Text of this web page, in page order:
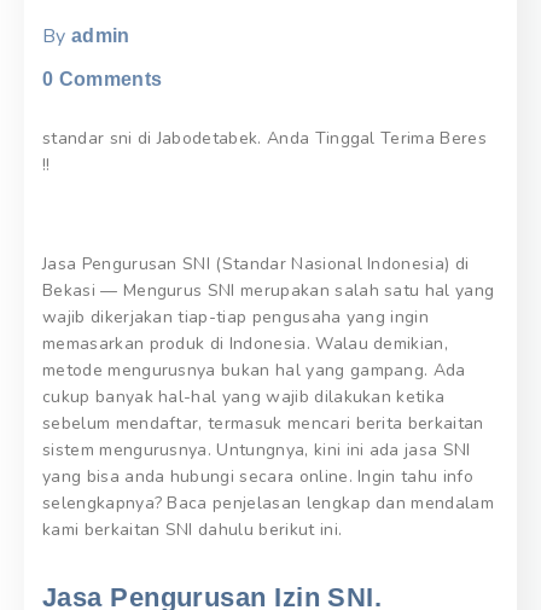
By admin
0 Comments
standar sni di Jabodetabek. Anda Tinggal Terima Beres
!!
Jasa Pengurusan SNI (Standar Nasional Indonesia) di
Bekasi — Mengurus SNI merupakan salah satu hal yang
wajib dikerjakan tiap-tiap pengusaha yang ingin
memasarkan produk di Indonesia. Walau demikian,
metode mengurusnya bukan hal yang gampang. Ada
cukup banyak hal-hal yang wajib dilakukan ketika
sebelum mendaftar, termasuk mencari berita berkaitan
sistem mengurusnya. Untungnya, kini ini ada jasa SNI
yang bisa anda hubungi secara online. Ingin tahu info
selengkapnya? Baca penjelasan lengkap dan mendalam
kami berkaitan SNI dahulu berikut ini.
Jasa Pengurusan Izin SNI.